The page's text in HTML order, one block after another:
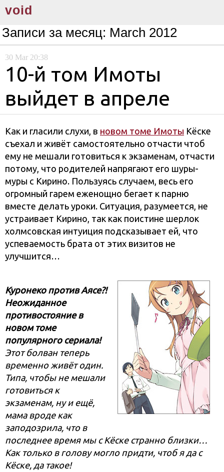
void
Записи за месяц: March 2012
30 Mar 20:38
10-й том Имоты
выйдет в апреле
Как и гласили слухи, в новом томе Имоты Кёске
съехал и живёт самостоятельно отчасти чтоб
ему не мешали готовиться к экзаменам, отчасти
потому, что родителей напрягают его шуры-
муры с Кирино. Пользуясь случаем, весь его
огромный гарем еженощно бегает к парню
вместе делать уроки. Ситуация, разумеется, не
устраивает Кирино, так как поистине шерлок
холмсовская интуиция подсказывает ей, что
успеваемость брата от этих визитов не
улучшится…
Куронеко против Аясе?!
Неожиданное
противостояние в
новом томе
популярного сериала!
Этот болван теперь
временно живёт один.
Типа, чтобы не мешали
готовиться к
экзаменам, ну и ещё,
мама вроде как
заподозрила, что в
последнее время мы с Кёске странно близки…
Как только в голову могло придти, чтоб я да с
Кёске, да такое!